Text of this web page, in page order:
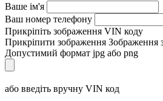
Ваше ім'я
Ваш номер телефону
Прикріпіть зображення VIN коду
Прикріпити зображення Зображення
Допустимий формат jpg або png
або введіть вручну VIN код